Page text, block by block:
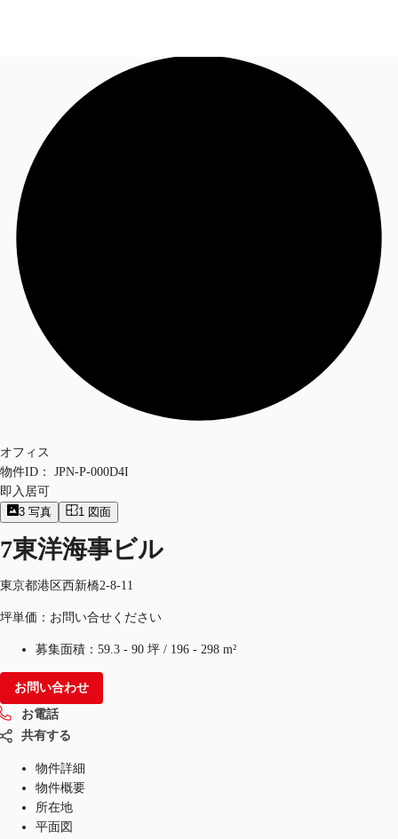
オフィス・事務所
倉庫・物流センター
お電話
オフィス
物件ID：
JPN-P-000D4I
即入居可
3 写真 1 図面
7東洋海事ビル
東京都港区西新橋2-8-11
坪単価：お問い合せください
募集面積： 59.3 - 90 坪 / 196 - 298 m²
お問い合わせ
お電話
共有する
物件詳細
物件概要
所在地
平面図